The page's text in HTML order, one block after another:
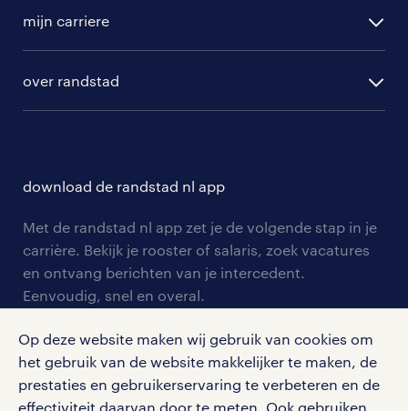
Op deze website maken wij gebruik van cookies om
het gebruik van de website makkelijker te maken, de
prestaties en gebruikerservaring te verbeteren en de
effectiviteit daarvan door te meten. Ook gebruiken
randstad professional
randstad digital
hr-diensten
branches
tarieven
personeel gezocht
aanmelden nieuwsbrief
mijn carriere
solliciteren
blogs en artikelen
salarischecker
over randstad
onze vestigingen
pers
klachten en misstanden
download de randstad nl app
Met de randstad nl app zet je de volgende stap in je
carrière. Bekijk je rooster of salaris, zoek vacatures
en ontvang berichten van je intercedent.
Eenvoudig, snel en overal.
google play store